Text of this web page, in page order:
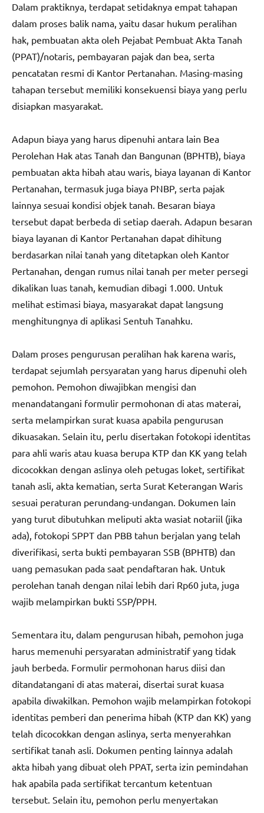
Dalam praktiknya, terdapat setidaknya empat tahapan
dalam proses balik nama, yaitu dasar hukum peralihan
hak, pembuatan akta oleh Pejabat Pembuat Akta Tanah
(PPAT)/notaris, pembayaran pajak dan bea, serta
pencatatan resmi di Kantor Pertanahan. Masing-masing
tahapan tersebut memiliki konsekuensi biaya yang perlu
disiapkan masyarakat.
Adapun biaya yang harus dipenuhi antara lain Bea
Perolehan Hak atas Tanah dan Bangunan (BPHTB), biaya
pembuatan akta hibah atau waris, biaya layanan di Kantor
Pertanahan, termasuk juga biaya PNBP, serta pajak
lainnya sesuai kondisi objek tanah. Besaran biaya
tersebut dapat berbeda di setiap daerah. Adapun besaran
biaya layanan di Kantor Pertanahan dapat dihitung
berdasarkan nilai tanah yang ditetapkan oleh Kantor
Pertanahan, dengan rumus nilai tanah per meter persegi
dikalikan luas tanah, kemudian dibagi 1.000. Untuk
melihat estimasi biaya, masyarakat dapat langsung
menghitungnya di aplikasi Sentuh Tanahku.
Dalam proses pengurusan peralihan hak karena waris,
terdapat sejumlah persyaratan yang harus dipenuhi oleh
pemohon. Pemohon diwajibkan mengisi dan
menandatangani formulir permohonan di atas materai,
serta melampirkan surat kuasa apabila pengurusan
dikuasakan. Selain itu, perlu disertakan fotokopi identitas
para ahli waris atau kuasa berupa KTP dan KK yang telah
dicocokkan dengan aslinya oleh petugas loket, sertifikat
tanah asli, akta kematian, serta Surat Keterangan Waris
sesuai peraturan perundang-undangan. Dokumen lain
yang turut dibutuhkan meliputi akta wasiat notariil (jika
ada), fotokopi SPPT dan PBB tahun berjalan yang telah
diverifikasi, serta bukti pembayaran SSB (BPHTB) dan
uang pemasukan pada saat pendaftaran hak. Untuk
perolehan tanah dengan nilai lebih dari Rp60 juta, juga
wajib melampirkan bukti SSP/PPH.
Sementara itu, dalam pengurusan hibah, pemohon juga
harus memenuhi persyaratan administratif yang tidak
jauh berbeda. Formulir permohonan harus diisi dan
ditandatangani di atas materai, disertai surat kuasa
apabila diwakilkan. Pemohon wajib melampirkan fotokopi
identitas pemberi dan penerima hibah (KTP dan KK) yang
telah dicocokkan dengan aslinya, serta menyerahkan
sertifikat tanah asli. Dokumen penting lainnya adalah
akta hibah yang dibuat oleh PPAT, serta izin pemindahan
hak apabila pada sertifikat tercantum ketentuan
tersebut. Selain itu, pemohon perlu menyertakan